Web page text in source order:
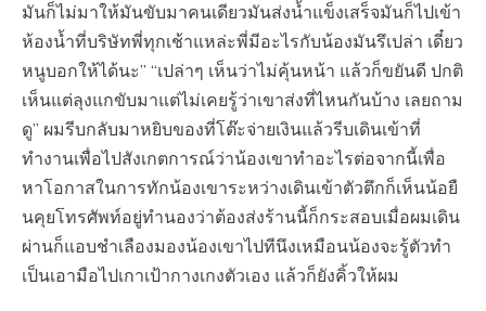
มันก็ไม่มาให้มันขับมาคนเดียวมันส่งน้ำแข็งเสร็จมันก็ไปเข้า
ห้องน้ำที่บริษัทพี่ทุกเช้าแหล่ะพี่มีอะไรกับน้องมันรึเปล่า เดี๋ยว
หนูบอกให้ได้นะ” “เปล่าๆ เห็นว่าไม่คุ้นหน้า แล้วก็ขยันดี ปกติ
เห็นแต่ลุงแกขับมาแต่ไม่เคยรู้ว่าเขาส่งที่ไหนกันบ้าง เลยถาม
ดู” ผมรีบกลับมาหยิบของที่โต๊ะจ่ายเงินแล้วรีบเดินเข้าที่
ทำงานเพื่อไปสังเกตการณ์ว่าน้องเขาทำอะไรต่อจากนี้เพื่อ
หาโอกาสในการทักน้องเขาระหว่างเดินเข้าตัวตึกก็เห็นน้อยื
นคุยโทรศัพท์อยู่ทำนองว่าต้องส่งร้านนี้ก็กระสอบเมื่อผมเดิน
ผ่านก็แอบชำเลืองมองน้องเขาไปทีนึงเหมือนน้องจะรู้ตัวทำ
เป็นเอามือไปเกาเป้ากางเกงตัวเอง แล้วก็ยังคิ้วให้ผม